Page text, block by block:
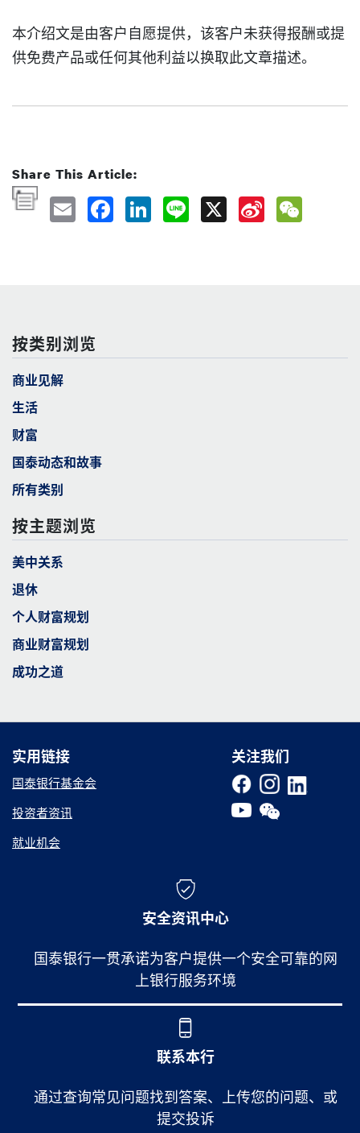
本介绍文是由客户自愿提供，该客户未获得报酬或提
供免费产品或任何其他利益以换取此文章描述。
Share This Article:
按类别浏览
商业见解
生活
财富
国泰动态和故事
所有类别
按主题浏览
美中关系
退休
个人财富规划
商业财富规划
成功之道
关注我们
实用链接
实用链接
国泰银行基金会
投资者资讯
就业机会
安全资讯中心
国泰银行一贯承诺为客户提供一个安全可靠的网
上银行服务环境
联系本行
通过查询常见问题找到答案、上传您的问题、或
提交投诉